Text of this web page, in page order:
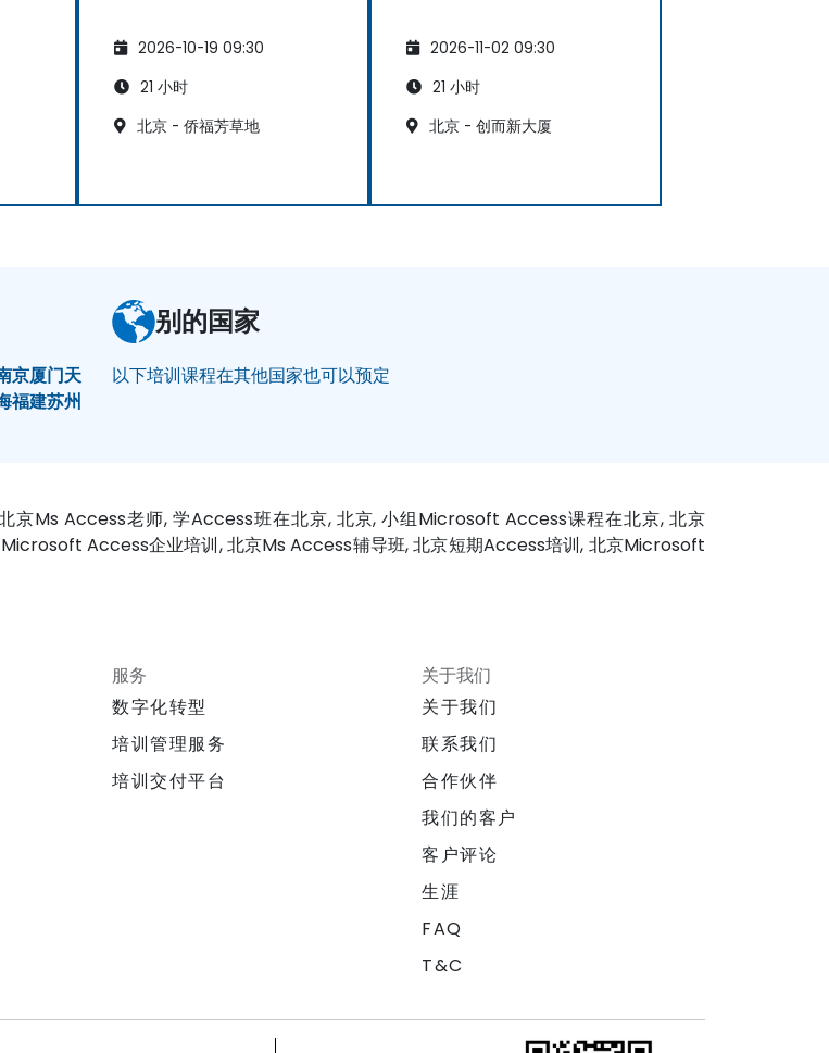
2026-10-19 09:30
21 小时
北京 - 侨福芳草地
2026-11-02 09:30
21 小时
北京 - 创而新大厦
京厦门天
福建苏州
别的国家
以下培训课程在其他国家也可以预定
京Ms Access老师, 学Access班在北京, 北京, 小组Microsoft Access课程在北京, 北京
Access企业培训, 北京Ms Access辅导班, 北京短期Access培训, 北京Microsoft
服务
数字化转型
培训管理服务
培训交付平台
关于我们
关于我们
联系我们
合作伙伴
我们的客户
客户评论
生涯
FAQ
T&C